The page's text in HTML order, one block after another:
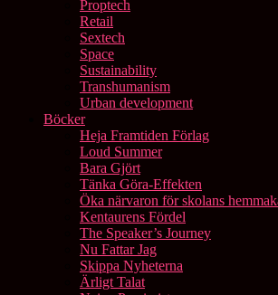
Proptech
Retail
Sextech
Space
Sustainability
Transhumanism
Urban development
Böcker
Heja Framtiden Förlag
Loud Summer
Bara Gjört
Tänka Göra-Effekten
Öka närvaron för skolans
Kentaurens Fördel
The Speaker’s Journey
Nu Fattar Jag
Skippa Nyheterna
Ärligt Talat